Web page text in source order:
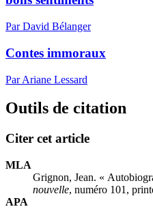
Par David Bélanger
Contes immoraux
Par Ariane Lessard
Outils de citation
Citer cet article
MLA
Grignon, Jean. «
nouvelle, numéro 101,
APA